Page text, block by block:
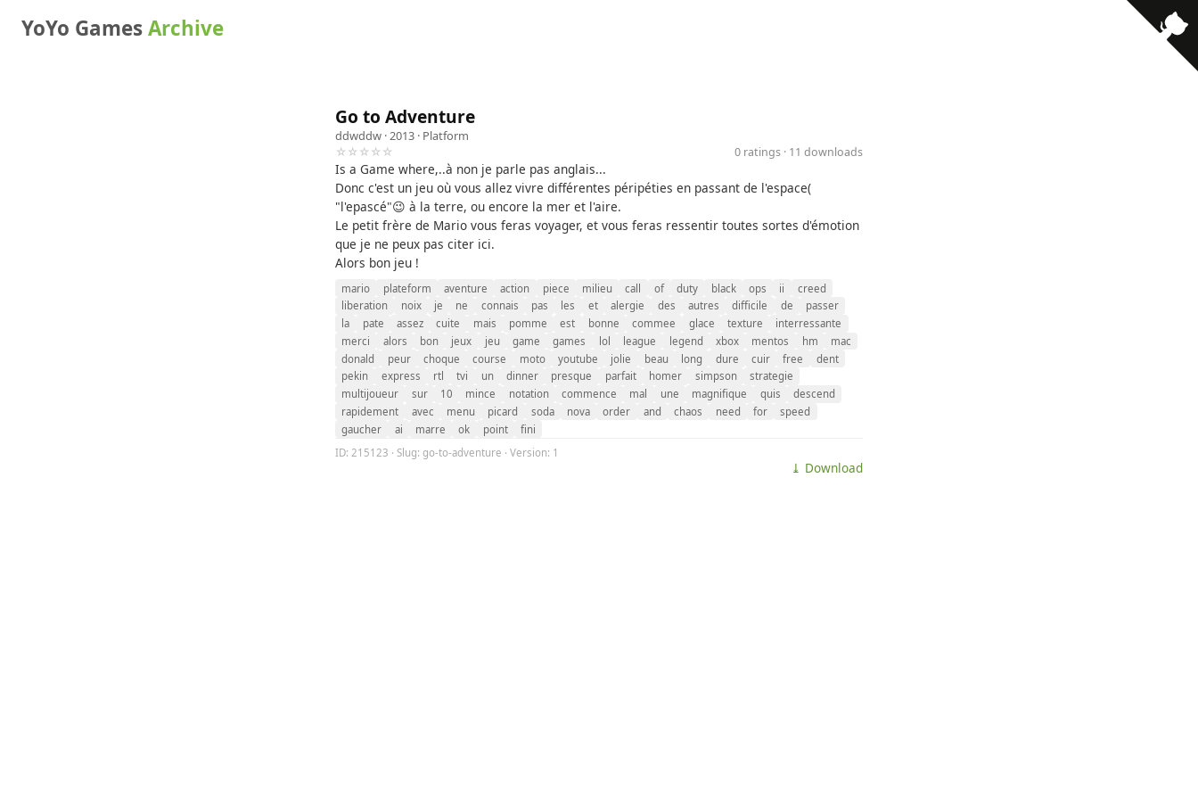
YoYo GamesArchive
Go to Adventure
ddwddw · 2013 · Platform
☆☆☆☆☆
0 ratings · 11 downloads
Is a Game where,..à non je parle pas anglais...
Donc c'est un jeu où vous allez vivre différentes péripéties en passant de l'espace(
"l'epascé"😉 à la terre, ou encore la mer et l'aire.
Le petit frère de Mario vous feras voyager, et vous feras ressentir toutes sortes d'émotion
que je ne peux pas citer ici.
Alors bon jeu !
mario plateform aventure action piece milieu call of duty black ops ii
creed
liberation
noix je ne connais pas les et alergie des autres difficile de
passer
la
pate assez cuite mais pomme est bonne commee glace texture
interressante
merci
alors bon jeux jeu game games lol league legend xbox mentos hm
mac
donald
peur choque course moto youtube jolie beau long dure cuir free
dent
pekin
express rtl tvi un dinner presque parfait homer simpson
strategie
multijoueur
sur 10 mince notation commence mal une magnifique quis
descend
rapidement
avec menu picard soda nova order and chaos need for
speed
gaucher
ai marre ok point
fini
ID: 215123 · Slug: go-to-adventure · Version: 1
⤓ Download